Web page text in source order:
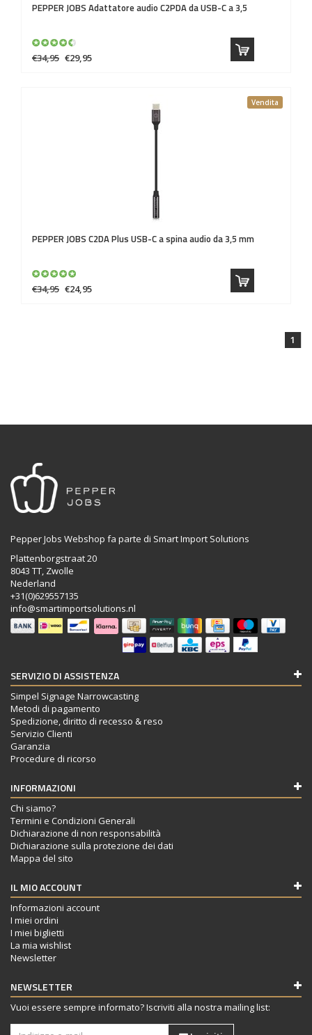
PEPPER JOBS Adattatore audio C2PDA da USB-C a 3,5
€34,95 €29,95
Vendita
PEPPER JOBS C2DA Plus USB-C a spina audio da 3,5 mm
€34,95 €24,95
1
Pepper Jobs Webshop fa parte di Smart Import Solutions
Plattenborgstraat 20
8043 TT, Zwolle
Nederland
+31(0)629557135
info@smartimportsolutions.nl
SERVIZIO DI ASSISTENZA
Simpel Signage Narrowcasting
Metodi di pagamento
Spedizione, diritto di recesso & reso
Servizio Clienti
Garanzia
Procedure di ricorso
INFORMAZIONI
Chi siamo?
Termini e Condizioni Generali
Dichiarazione di non responsabilità
Dichiarazione sulla protezione dei dati
Mappa del sito
IL MIO ACCOUNT
Informazioni account
I miei ordini
I miei biglietti
La mia wishlist
Newsletter
NEWSLETTER
Vuoi essere sempre informato? Iscriviti alla nostra mailing list: